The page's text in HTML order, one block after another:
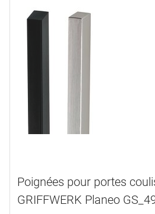
Poignées pour portes
GRIFFWERK Planeo